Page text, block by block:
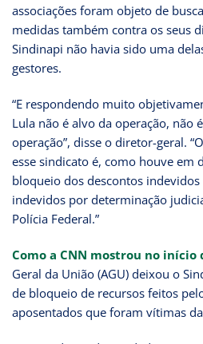
associações foram objeto de
medidas também contra os seus
Sindinapi não havia sido uma
gestores.
“E respondendo muito
Lula não é alvo da operação, não
operação”, disse o diretor-geral.
esse sindicato é, como houve em
bloqueio dos descontos
indevidos por determinação
Polícia Federal.”
Como a CNN mostrou no início
Geral da União (AGU) deixou o
de bloqueio de recursos feitos
aposentados que foram vítimas